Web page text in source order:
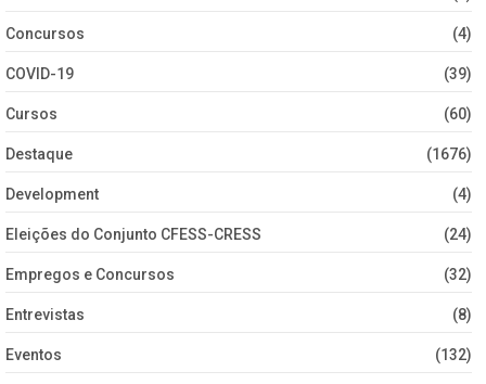
Concursos (4)
COVID-19 (39)
Cursos (60)
Destaque (1676)
Development (4)
Eleições do Conjunto CFESS-CRESS (24)
Empregos e Concursos (32)
Entrevistas (8)
Eventos (132)